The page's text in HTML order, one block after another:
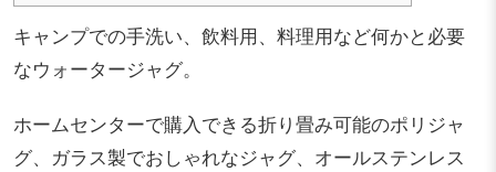
キャンプでの手洗い、飲料用、料理用など何かと必要
なウォータージャグ。
ホームセンターで購入できる折り畳み可能のポリジャ
グ、ガラス製でおしゃれなジャグ、オールステンレス